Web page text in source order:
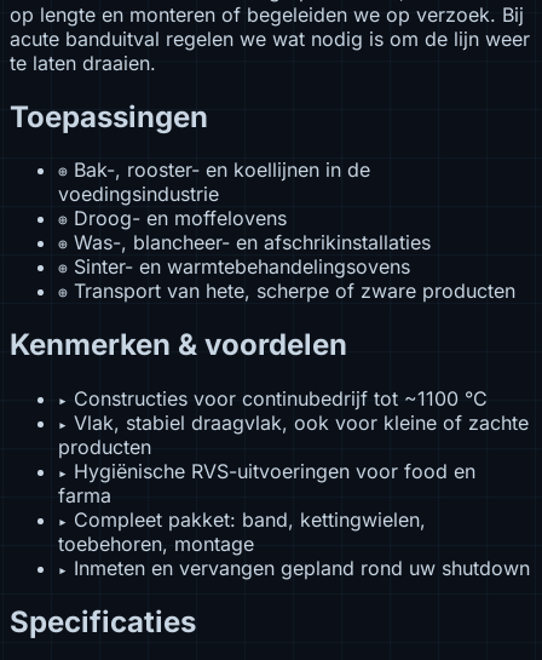
op lengte en monteren of begeleiden we op verzoek. Bij
acute banduitval regelen we wat nodig is om de lijn weer
te laten draaien.
Toepassingen
⊕ Bak-, rooster- en koellijnen in de
voedingsindustrie
⊕ Droog- en moffelovens
⊕ Was-, blancheer- en afschrikinstallaties
⊕ Sinter- en warmtebehandelingsovens
⊕ Transport van hete, scherpe of zware producten
Kenmerken & voordelen
▸ Constructies voor continubedrijf tot ~1100 °C
▸ Vlak, stabiel draagvlak, ook voor kleine of zachte
producten
▸ Hygiënische RVS-uitvoeringen voor food en
farma
▸ Compleet pakket: band, kettingwielen,
toebehoren, montage
▸ Inmeten en vervangen gepland rond uw shutdown
Specificaties